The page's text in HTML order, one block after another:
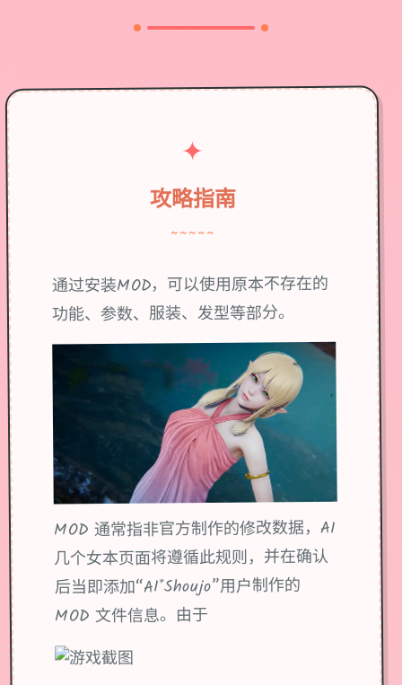
✦
攻略指南
~~~~~
通过安装MOD，可以使用原本不存在的
功能、参数、服装、发型等部分。
MOD 通常指非官方制作的修改数据，AI
几个女本页面将遵循此规则，并在确认
后当即添加“AI*Shoujo”用户制作的
MOD 文件信息。由于